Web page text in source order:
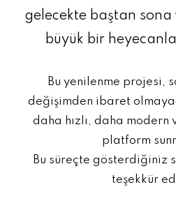
gelecekte baştan sona
büyük bir
Bu yenilenme projesi,
değişimden ibaret
daha hızlı, daha
platform
Bu süreçte gösterdiğiniz
teşekkür